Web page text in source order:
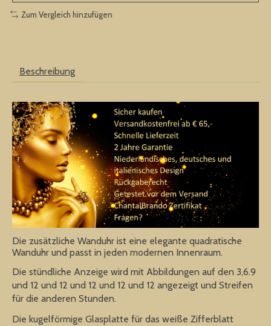
Zum Vergleich hinzufügen
Beschreibung
Die zusätzliche Wanduhr ist eine elegante quadratische
Wanduhr und passt in jeden modernen Innenraum.
Die stündliche Anzeige wird mit Abbildungen auf den 3,6.9
und 12 und 12 und 12 und 12 und 12 angezeigt und Streifen
für die anderen Stunden.
Die kugelförmige Glasplatte für das weiße Zifferblatt